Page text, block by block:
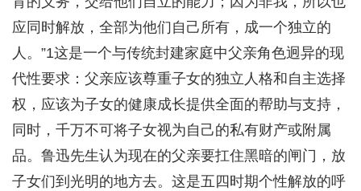
应同时解放，全部为他们自己所有，成一个独立的
人。”1这是一个与传统封建家庭中父亲角色迥异的现
代性要求：父亲应该尊重子女的独立人格和自主选择
权，应该为子女的健康成长提供全面的帮助与支持，
同时，千万不可将子女视为自己的私有财产或附属
品。鲁迅先生认为现在的父亲要扛住黑暗的闸门，放
子女们到光明的地方去。这是五四时期个性解放的呼